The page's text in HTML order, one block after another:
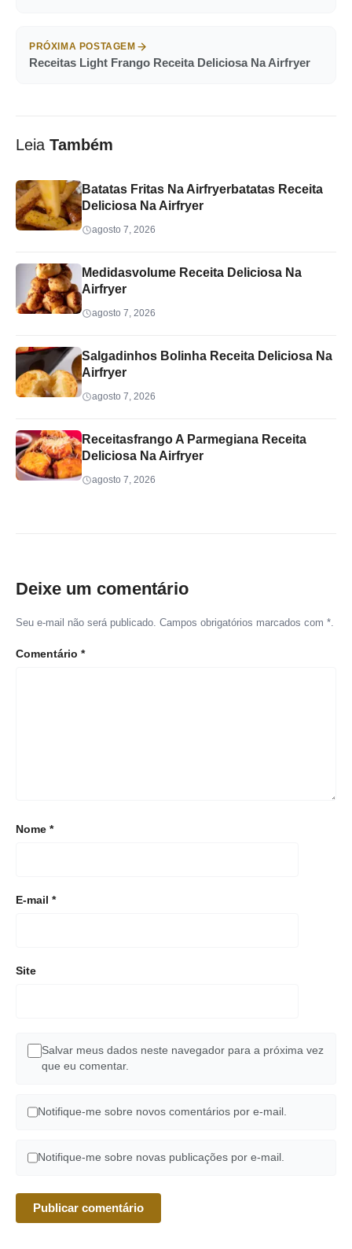
PRÓXIMA POSTAGEM
Receitas Light Frango Receita Deliciosa Na Airfryer
Leia Também
Batatas Fritas Na Airfryerbatatas Receita
Deliciosa Na Airfryer
agosto 7, 2026
Medidasvolume Receita Deliciosa Na
Airfryer
agosto 7, 2026
Salgadinhos Bolinha Receita Deliciosa Na
Airfryer
agosto 7, 2026
Receitasfrango A Parmegiana Receita
Deliciosa Na Airfryer
agosto 7, 2026
Deixe um comentário
Seu e-mail não será publicado. Campos obrigatórios marcados com *.
Comentário *
Nome *
E-mail *
Site
Salvar meus dados neste navegador para a próxima vez
que eu comentar.
Notifique-me sobre novos comentários por e-mail.
Notifique-me sobre novas publicações por e-mail.